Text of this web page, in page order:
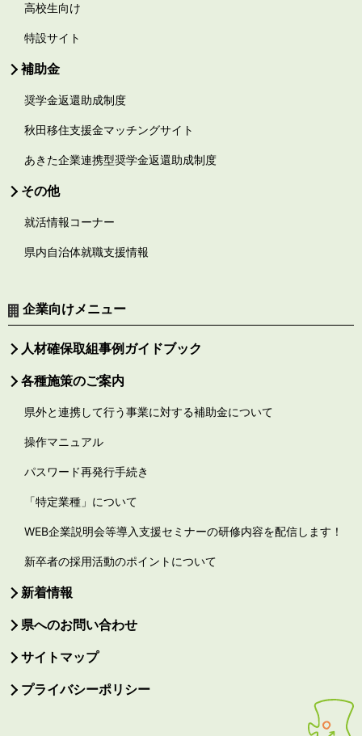
高校生向け
特設サイト
補助金
奨学金返還助成制度
秋田移住支援金マッチングサイト
あきた企業連携型奨学金返還助成制度
その他
就活情報コーナー
県内自治体就職支援情報
企業向けメニュー
人材確保取組事例ガイドブック
各種施策のご案内
県外と連携して行う事業に対する補助金について
操作マニュアル
パスワード再発行手続き
「特定業種」について
WEB企業説明会等導入支援セミナーの研修内容を配信します！
新卒者の採用活動のポイントについて
新着情報
県へのお問い合わせ
サイトマップ
プライバシーポリシー